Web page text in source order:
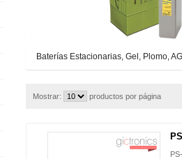
Baterías Estacionarias, Gel, Plomo,
Mostrar: productos por página